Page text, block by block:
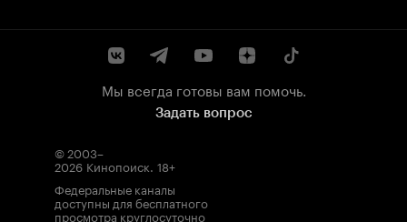
Мы всегда готовы вам помочь.
Задать вопрос
© 2003–
2026 Кинопоиск. 18+
Федеральные каналы
доступны для бесплатного
просмотра круглосуточно